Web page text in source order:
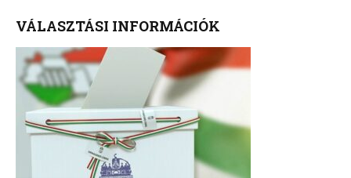
VÁLASZTÁSI INFORMÁCIÓK